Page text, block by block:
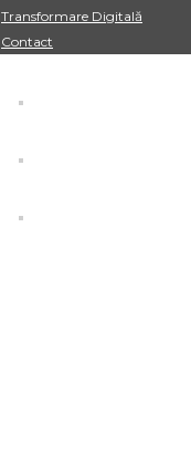
Transformare Digitală
Contact